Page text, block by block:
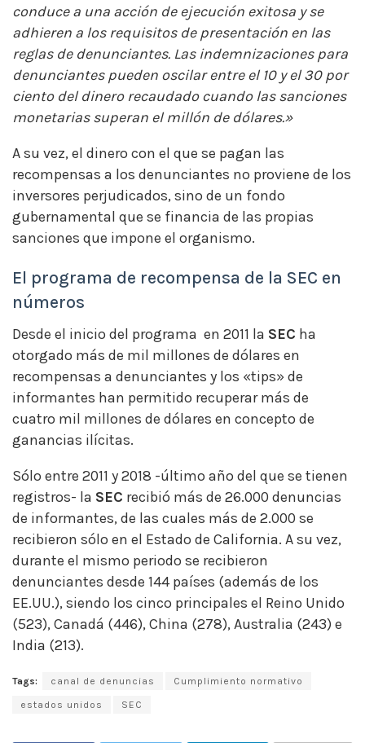
conduce a una acción de ejecución exitosa y se
adhieren a los requisitos de presentación en las
reglas de denunciantes. Las indemnizaciones para
denunciantes pueden oscilar entre el 10 y el 30 por
ciento del dinero recaudado cuando las sanciones
monetarias superan el millón de dólares.»
A su vez, el dinero con el que se pagan las
recompensas a los denunciantes no proviene de los
inversores perjudicados, sino de un fondo
gubernamental que se financia de las propias
sanciones que impone el organismo.
El programa de recompensa de la SEC en
números
Desde el inicio del programa en 2011 la SEC ha
otorgado más de mil millones de dólares en
recompensas a denunciantes y los «tips» de
informantes han permitido recuperar más de
cuatro mil millones de dólares en concepto de
ganancias ilícitas.
Sólo entre 2011 y 2018 -último año del que se tienen
registros- la SEC recibió más de 26.000 denuncias
de informantes, de las cuales más de 2.000 se
recibieron sólo en el Estado de California. A su vez,
durante el mismo periodo se recibieron
denunciantes desde 144 países (además de los
EE.UU.), siendo los cinco principales el Reino Unido
(523), Canadá (446), China (278), Australia (243) e
India (213).
Tags: canal de denuncias Cumplimiento normativo
estados unidos SEC